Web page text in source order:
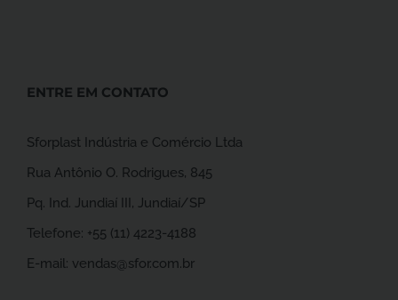
ENTRE EM CONTATO
Sforplast Indústria e Comércio Ltda
Rua Antônio O. Rodrigues, 845
Pq. Ind. Jundiaí III, Jundiaí/SP
Telefone: +55 (11) 4223-4188
E-mail: vendas@sfor.com.br